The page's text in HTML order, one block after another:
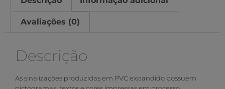
Avaliações (0)
Descrição
As sinalizações produzidas em PVC expandido possuem